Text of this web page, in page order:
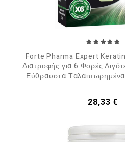
Forte Pharma Expert
Διατροφής για 6 Φορές
Εύθραυστα
Τιμή
28,33 €